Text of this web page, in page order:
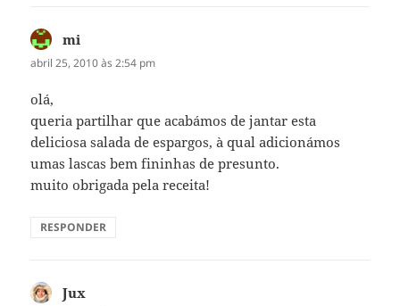
mi
abril 25, 2010 às 2:54 pm
olá,
queria partilhar que acabámos de jantar esta
deliciosa salada de espargos, à qual adicionámos
umas lascas bem fininhas de presunto.
muito obrigada pela receita!
RESPONDER
Jux